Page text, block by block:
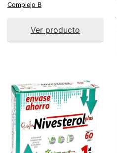
Complejo B
Ver producto